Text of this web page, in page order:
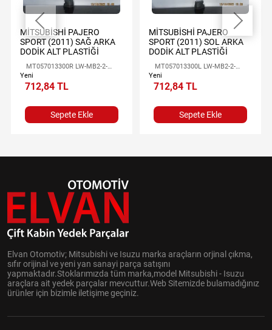
MİTSUBİSHİ PAJERO
SPORT (2011) SAĞ ARKA
DODİK ALT PLASTİĞİ
MT057013300R LW-MB2-2-
025R
Yeni
712,84 TL
Sepete Ekle
MİTSUBİSHİ PAJERO
SPORT (2011) SOL ARKA
DODİK ALT PLASTİĞİ
MT057013300L LW-MB2-2-
025L
Yeni
712,84 TL
Sepete Ekle
Elvan Otomotiv; Mitsubishi ve Isuzu marka araçların orjinal çıkma,
sıfır orijinal ve yeni yan sanayi parça satışını
yapmaktadır.Stoklarımızda tüm marka,model Mitsubishi - Isuzu
araçlara ait yedek parçalar mevcuttur.Web Sitemizde bulamadığınız
ürünler için bizimle iletişime geçiniz.